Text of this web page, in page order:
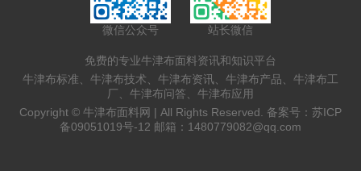
微信公众号 站长微信
免费的专业牛津布面料资讯和知识平台
牛津布标准、牛津布技术、牛津布资讯、牛津布产品、牛津布工
厂、牛津布问答、牛津布应用
Copyright © 牛津布面料网 | All Rights Reserved. 备案号： 苏ICP
备09051019号-12 邮箱： 1480779082@qq.com